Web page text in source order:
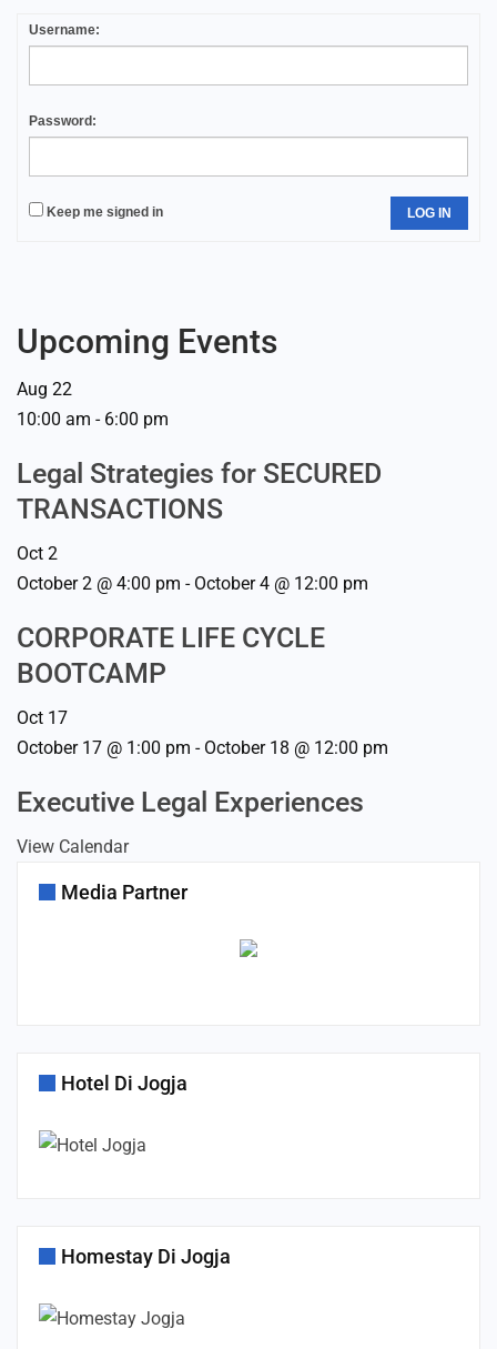
Username:
Password:
Keep me signed in LOG IN
Upcoming Events
Aug 22
10:00 am - 6:00 pm
Legal Strategies for SECURED
TRANSACTIONS
Oct 2
October 2 @ 4:00 pm - October 4 @ 12:00 pm
CORPORATE LIFE CYCLE
BOOTCAMP
Oct 17
October 17 @ 1:00 pm - October 18 @ 12:00 pm
Executive Legal Experiences
View Calendar
Media Partner
Hotel Di Jogja
Homestay Di Jogja